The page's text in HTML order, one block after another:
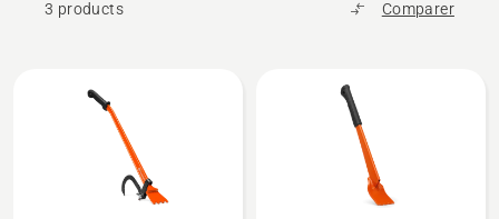
3 products Comparer